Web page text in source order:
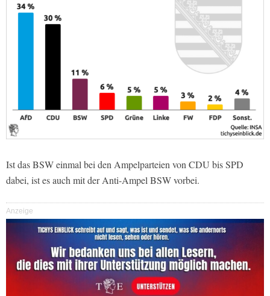
Ist das BSW einmal bei den Ampelparteien von CDU bis SPD
dabei, ist es auch mit der Anti-Ampel BSW vorbei.
Anzeige